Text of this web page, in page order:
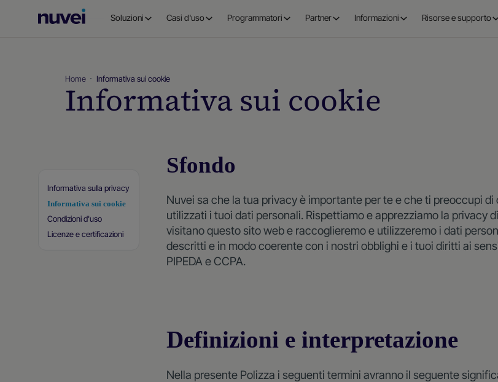
Homepage
Soluzioni Casi d'uso Programmatori Partner Informazioni Risorse e supporto
Home Informativa sui cookie
Informativa sui cookie
Informativa sulla privacy
Informativa sui cookie
Condizioni d'uso
Licenze e certificazioni
Sfondo
Nuvei sa che la tua privacy è importante per te e che ti preoccupi di
utilizzati i tuoi dati personali. Rispettiamo e apprezziamo la privacy
visitano questo sito web e raccoglieremo e utilizzeremo i dati
descritti e in modo coerente con i nostri obblighi e i tuoi diritti ai
PIPEDA e CCPA.
Definizioni e interpretazione
Nella presente Polizza i seguenti termini avranno il seguente